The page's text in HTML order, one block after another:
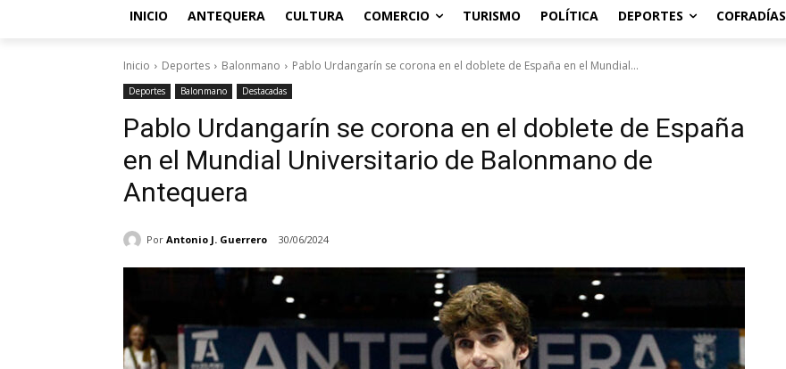
INICIO ANTEQUERA CULTURA COMERCIO TURISMO POLÍTICA DEPORTES COFRADÍAS
Inicio Deportes Balonmano Pablo Urdangarín se corona en el doblete de España en el Mundial...
Deportes Balonmano Destacadas
Pablo Urdangarín se corona en el doblete de España
en el Mundial Universitario de Balonmano de
Antequera
Por Antonio J. Guerrero 30/06/2024